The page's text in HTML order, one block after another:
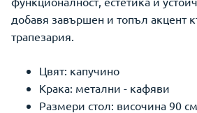
добавя завършен и топъл акцент
трапезария.
Цвят: капучино
Крака: метални - кафяви
Размери стол: височина 90